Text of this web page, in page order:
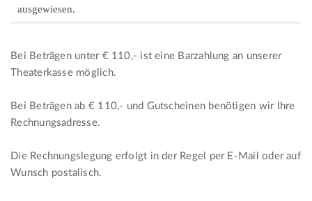
ausgewiesen.
Bei Beträgen unter € 110,- ist eine Barzahlung an unserer
Theaterkasse möglich.
Bei Beträgen ab € 110,- und Gutscheinen benötigen wir Ihre
Rechnungsadresse.
Die Rechnungslegung erfolgt in der Regel per E-Mail oder auf
Wunsch postalisch.